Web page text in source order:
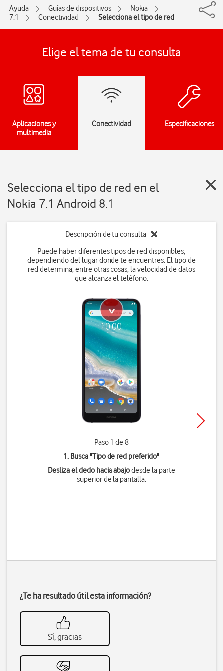
Ayuda Guías de dispositivos
Nokia
7.1
Conectividad Selecciona el tipo de red
Elige el tema de tu consulta
Aplicaciones y
multimedia
Conectividad Especificaciones
Selecciona el tipo de red en el
Nokia 7.1 Android 8.1
Descripción de tu consulta
Puede haber diferentes tipos de red disponibles,
dependiendo del lugar donde te encuentres. El tipo de
red determina, entre otras cosas, la velocidad de datos
que alcanza el teléfono.
Paso 1 de 8
1. Busca "Tipo de red preferido"
Desliza el dedo hacia abajodesde la parte
superior de la pantalla.
¿Te ha resultado útil esta información?
Sí, gracias